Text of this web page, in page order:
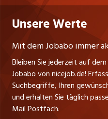
gesundheitsfördernde
und Coachingangebote
unterstützen Sie dabei,
auch Ihre persönlichen
Praktika
Lehrstellen
Führungspositionen
Management / Kader-Jobs
Nutzungsbedingungen
Impressum
jobzüri.ch
jobmittelland.ch
jobbern.ch
jobbasel.ch
zentraljob.ch
Fa. nicejob.de
PR Medien GmbH
Lindauer Straße 16
D-88239 Wangen
Tel. +49 07522 795034
Thomas Reiner
Ansprechpartner
Unsere Werte
Mit dem Jobabo immer
Bleiben Sie jederzeit auf
Jobabo von nicejob.de!
Suchbegriffe, Ihren
und erhalten Sie täglich
Mail Postfach.